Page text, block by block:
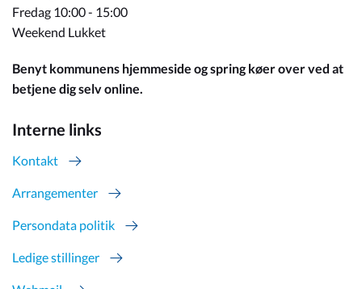
Fredag 10:00 - 15:00
Weekend Lukket
Benyt kommunens hjemmeside og spring køer over ved at
betjene dig selv online.
Interne links
Kontakt
Arrangementer
Persondata politik
Ledige stillinger